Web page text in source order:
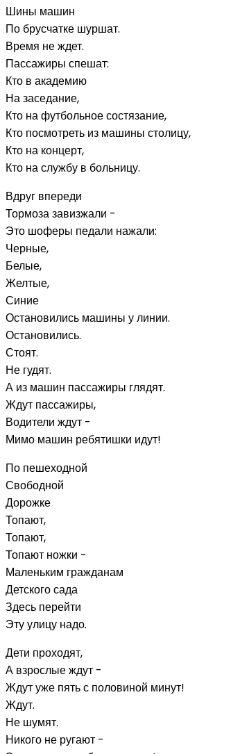
Шины машин
По брусчатке шуршат.
Время не ждет.
Пассажиры спешат:
Кто в академию
На заседание,
Кто на футбольное состязание,
Кто посмотреть из машины столицу,
Кто на концерт,
Кто на службу в больницу.
Вдруг впереди
Тормоза завизжали -
Это шоферы педали нажали:
Черные,
Белые,
Желтые,
Синие
Остановились машины у линии.
Остановились.
Стоят.
Не гудят.
А из машин пассажиры глядят.
Ждут пассажиры,
Водители ждут -
Мимо машин ребятишки идут!
По пешеходной
Свободной
Дорожке
Топают,
Топают,
Топают ножки -
Маленьким гражданам
Детского сада
Здесь перейти
Эту улицу надо.
Дети проходят,
А взрослые ждут -
Ждут уже пять с половиной минут!
Ждут.
Не шумят.
Никого не ругают -